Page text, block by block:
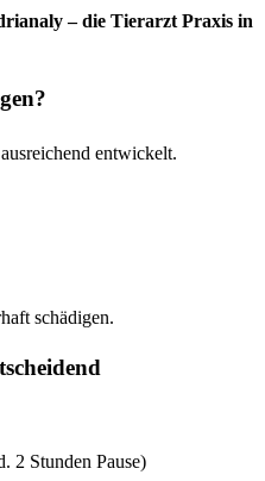
– die Tierarzt Praxis in
entwickelt.
schädigen.
2 Stunden Pause)